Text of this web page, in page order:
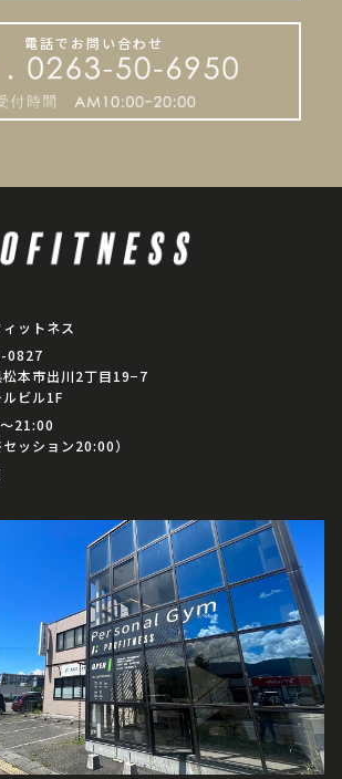
電話でお問い合わせ
ットネス
0827
松本市出川2丁目19−7
ビル1F
21:00
セッション20:00）